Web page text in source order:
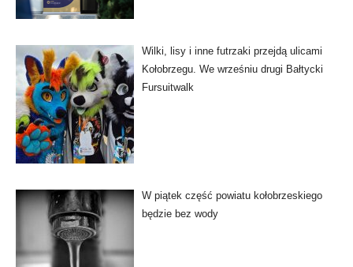
Wilki, lisy i inne futrzaki przejdą ulicami
Kołobrzegu. We wrześniu drugi Bałtycki
Fursuitwalk
W piątek część powiatu kołobrzeskiego
będzie bez wody